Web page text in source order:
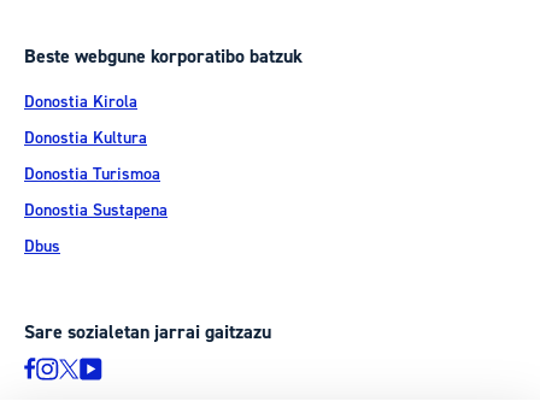
Beste webgune korporatibo batzuk
Donostia Kirola
Donostia Kultura
Donostia Turismoa
Donostia Sustapena
Dbus
Sare sozialetan jarrai gaitzazu